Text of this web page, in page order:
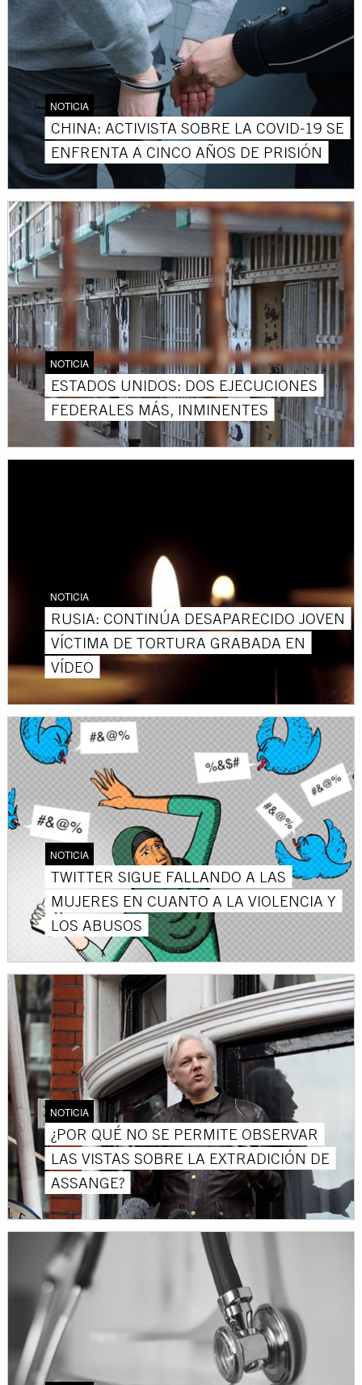
NOTICIA
CHINA: ACTIVISTA SOBRE LA COVID-19 SE
ENFRENTA A CINCO AÑOS DE PRISIÓN
NOTICIA
ESTADOS UNIDOS: DOS EJECUCIONES
FEDERALES MÁS, INMINENTES
NOTICIA
RUSIA: CONTINÚA DESAPARECIDO JOVEN
VÍCTIMA DE TORTURA GRABADA EN
VÍDEO
NOTICIA
TWITTER SIGUE FALLANDO A LAS
MUJERES EN CUANTO A LA VIOLENCIA Y
LOS ABUSOS
NOTICIA
¿POR QUÉ NO SE PERMITE OBSERVAR
LAS VISTAS SOBRE LA EXTRADICIÓN DE
ASSANGE?